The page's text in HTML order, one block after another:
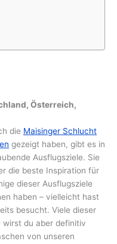
Österreich,
die Maisinger Schlucht
gezeigt haben, gibt es in
Ausflugsziele. Sie
die beste Inspiration für
dieser Ausflugsziele
haben – vielleicht hast
besucht. Viele dieser
wirst du aber definitiv
von unseren